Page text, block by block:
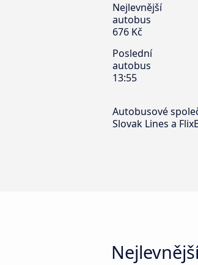
Nejlevnější
autobus
676 Kč
Poslední
autobus
13:55
Autobusové
Slovak Lines a